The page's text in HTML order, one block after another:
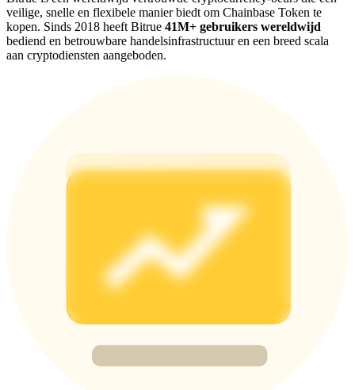
Share 500000 CASHCAT prize pool
Precious Metals Trading Carnival
Trade Gold & Silver · 33,333 USDT Bonus
USDT New User Exclusive 10% APR
USDT Flexible Staking | Daily Rewards
veilige, snelle en flexibele manier biedt om Chainbase Token te
kopen. Sinds 2018 heeft Bitrue 41M+ gebruikers wereldwijd
bediend en betrouwbare handelsinfrastructuur en een breed scala
aan cryptodiensten aangeboden.